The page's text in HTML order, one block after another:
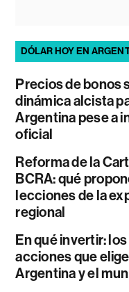
DÓLAR HOY EN
Precios de bonos
dinámica alcista
Argentina pese a
oficial
Reforma de la
BCRA: qué
lecciones de la
regional
En qué invertir:
acciones que
Argentina y el